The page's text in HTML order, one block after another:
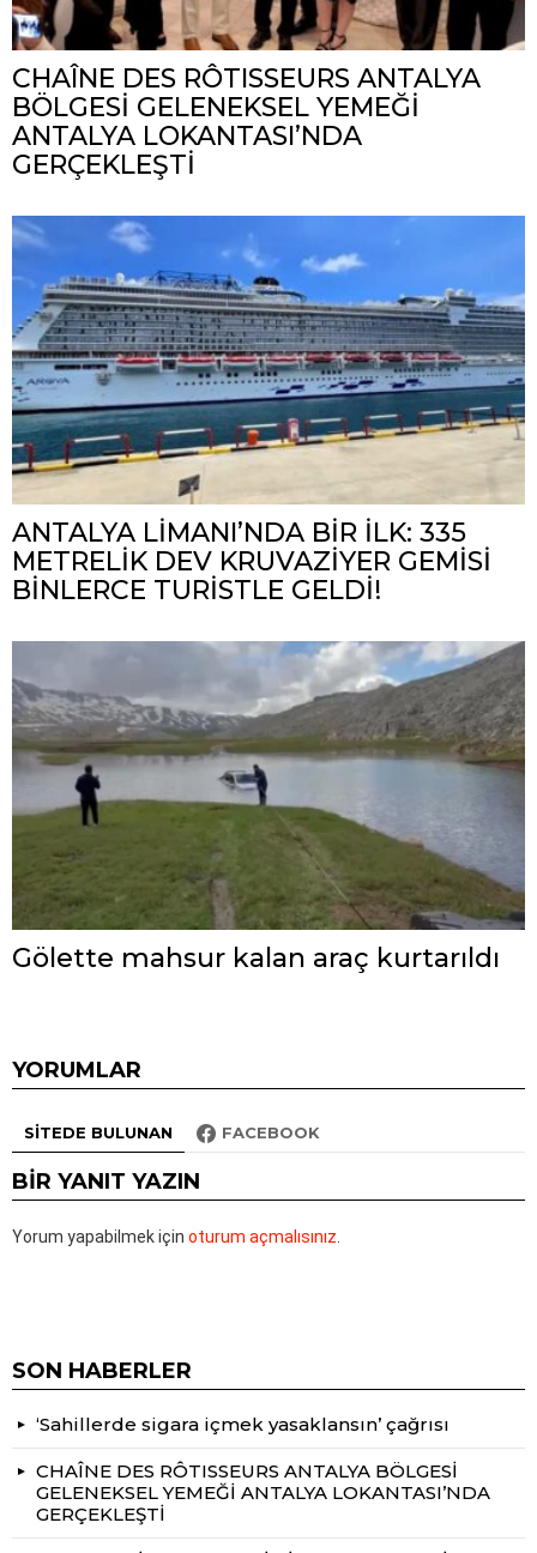
CHAÎNE DES RÔTISSEURS ANTALYA
BÖLGESİ GELENEKSEL YEMEĞİ
ANTALYA LOKANTASI’NDA
GERÇEKLEŞTİ
ANTALYA LİMANI’NDA BİR İLK: 335
METRELİK DEV KRUVAZİYER GEMİSİ
BİNLERCE TURİSTLE GELDİ!
Gölette mahsur kalan araç kurtarıldı
YORUMLAR
SITEDE BULUNAN FACEBOOK
BIR YANIT YAZIN
Yorum yapabilmek için oturum açmalısınız
SON HABERLER
‘Sahillerde sigara içmek yasaklansın’ çağrısı
CHAÎNE DES RÔTISSEURS ANTALYA BÖLGESİ
GELENEKSEL YEMEĞİ ANTALYA LOKANTASI’NDA
GERÇEKLEŞTİ